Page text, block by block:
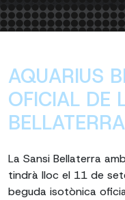
AQUARIUS
OFICIAL DE
BELLATERRA
La Sansi Bellaterra
tindrà lloc el 11 de
beguda isotònica